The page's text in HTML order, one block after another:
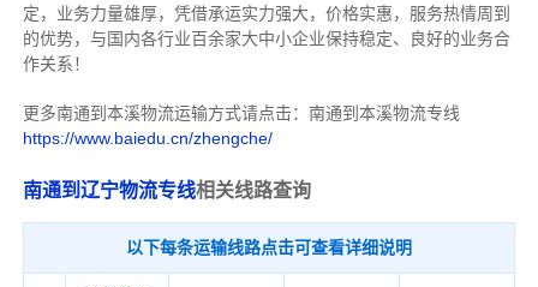
定，业务力量雄厚，凭借承运实力强大，价格实惠，服务热情周到
的优势，与国内各行业百余家大中小企业保持稳定、良好的业务合
作关系！
更多南通到本溪物流运输方式请点击：南通到本溪物流专线
https://www.baiedu.cn/zhengche/
南通到辽宁物流专线相关线路查询
以下每条运输线路点击可查看详细说明